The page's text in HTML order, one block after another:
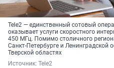
Tele2 — единственный сотовый
оказывает услуги скоростного
450 МГц. Помимо столичного
Санкт-Петербурге и Ленинградской
Тверской областях
Источник: Tele2